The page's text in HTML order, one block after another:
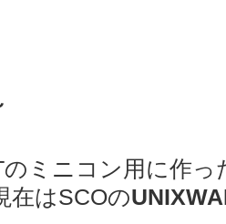
のミニコン用に作
在はSCOの